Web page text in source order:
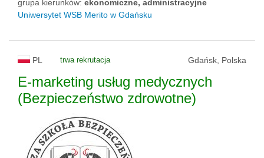
grupa kierunków: ekonomiczne, administracyjne
Uniwersytet WSB Merito w Gdańsku
PL trwa rekrutacja Gdańsk, Polska
E-marketing usług medycznych
(Bezpieczeństwo zdrowotne)